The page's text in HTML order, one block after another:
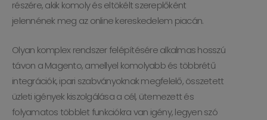
részére, akik komoly és eltökélt szereplőként
jelennének meg az online kereskedelem piacán.
Olyan komplex rendszer felépítésére alkalmas hosszú
távon a Magento, amellyel komolyabb és többrétű
integrációk, ipari szabványoknak megfelelő, összetett
üzleti igények kiszolgálása a cél, ütemezett és
folyamatos többlet funkciókra van igény, legyen szó